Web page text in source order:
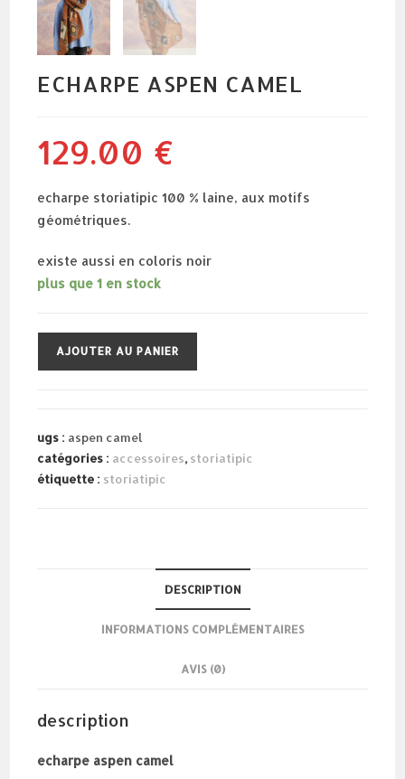
ECHARPE ASPEN CAMEL
129.00 €
echarpe storiatipic 100 % laine, aux motifs
géométriques.
existe aussi en coloris noir
plus que 1 en stock
camel
AJOUTER AU PANIER
ugs : aspen camel
catégories : accessoires, storiatipic
étiquette : storiatipic
DESCRIPTION
INFORMATIONS COMPLÉMENTAIRES
AVIS (0)
description
echarpe aspen camel